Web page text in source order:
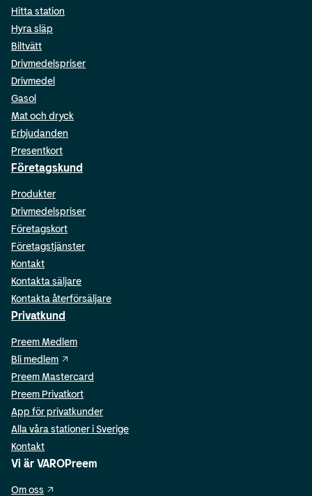
Hitta station
Hyra släp
Biltvätt
Drivmedelspriser
Drivmedel
Gasol
Mat och dryck
Erbjudanden
Presentkort
Företagskund
Produkter
Drivmedelspriser
Företagskort
Företagstjänster
Kontakt
Kontakta säljare
Kontakta återförsäljare
Privatkund
Preem Medlem
Bli medlem
Preem Mastercard
Preem Privatkort
App för privatkunder
Alla våra stationer i Sverige
Kontakt
Vi är VAROPreem
Om oss